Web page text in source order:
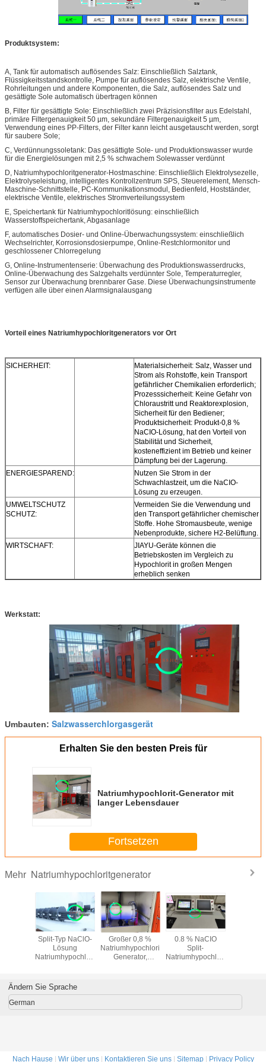
Produktsystem:
A, Tank für automatisch auflösendes Salz: Einschließlich Salztank,
Flüssigkeitsstandskontrolle, Pumpe für auflösendes Salz, elektrische Ventile,
Rohrleitungen und andere Komponenten, die Salz, auflösendes Salz und
gesättigte Sole automatisch übertragen können
B, Filter für gesättigte Sole: Einschließlich zwei Präzisionsfilter aus Edelstahl,
primäre Filtergenauigkeit 50 µm, sekundäre Filtergenauigkeit 5 µm,
Verwendung eines PP-Filters, der Filter kann leicht ausgetauscht werden, sorgt
für saubere Sole;
C, Verdünnungssoletank: Das gesättigte Sole- und Produktionswasser wurde
für die Energielösungen mit 2,5 % schwachem Solewasser verdünnt
D, Natriumhypochloritgenerator-Hostmaschine: Einschließlich Elektrolysezelle,
Elektrolyseleistung, intelligentes Kontrollzentrum SPS, Steuerelement, Mensch-
Maschine-Schnittstelle, PC-Kommunikationsmodul, Bedienfeld, Hostständer,
elektrische Ventile, elektrisches Stromverteilungssystem
E, Speichertank für Natriumhypochloritlösung: einschließlich
Wasserstoffspeichertank, Abgasanlage
F, automatisches Dosier- und Online-Überwachungssystem: einschließlich
Wechselrichter, Korrosionsdosierpumpe, Online-Restchlormonitor und
geschlossener Chlorregelung
G, Online-Instrumentenserie: Überwachung des Produktionswasserdrucks,
Online-Überwachung des Salzgehalts verdünnter Sole, Temperaturregler,
Sensor zur Überwachung brennbarer Gase. Diese Überwachungsinstrumente
verfügen alle über einen Alarmsignalausgang
Vorteil eines Natriumhypochloritgenerators vor Ort
SICHERHEIT:
Materialsicherheit: Salz, Wasser und
Strom als Rohstoffe, kein Transport
gefährlicher Chemikalien erforderlich;
Prozesssicherheit: Keine Gefahr von
Chloraustritt und Reaktorexplosion,
Sicherheit für den Bediener;
Produktsicherheit: Produkt-0,8 %
NaCIO-Lösung, hat den Vorteil von
Stabilität und Sicherheit,
kosteneffizient im Betrieb und keiner
Dämpfung bei der Lagerung.
ENERGIESPAREND:
Nutzen Sie Strom in der
Schwachlastzeit, um die NaCIO-
Lösung zu erzeugen.
UMWELTSCHUTZ
SCHUTZ:
Vermeiden Sie die Verwendung und
den Transport gefährlicher chemischer
Stoffe. Hohe Stromausbeute, wenige
Nebenprodukte, sichere H2-Belüftung.
WIRTSCHAFT:
JIAYU-Geräte können die
Betriebskosten im Vergleich zu
Hypochlorit in großen Mengen
erheblich senken
Werkstatt:
Umbauten: Salzwasserchlorgasgerät
Erhalten Sie den besten Preis für
Natriumhypochlorit-Generator mit
langer Lebensdauer
Fortsetzen
Mehr Natriumhypochloritgenerator
Split-Typ NaClO-
Lösung
Natriumhypochlorit-
Großer 0,8 %
Natriumhypochlorit-
Generator,
0.8 % NaCIO
Split-
Natriumhypochlorit-
Ändern Sie Sprache
German
Nach Hause | Wir über uns| Kontaktieren Sie uns| Sitemap| Privacy Policy